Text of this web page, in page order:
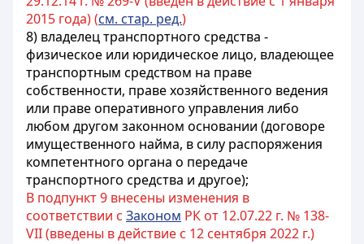
2015 года) (см. стар. ред.)
8) владелец транспортного средства -
физическое или юридическое лицо, владеющее
транспортным средством на праве
собственности, праве хозяйственного ведения
или праве оперативного управления либо
любом другом законном основании (договоре
имущественного найма, в силу распоряжения
компетентного органа о передаче
транспортного средства и другое);
В подпункт 9 внесены изменения в
соответствии с Законом РК от 12.07.22 г. № 138-
VII (введены в действие с 12 сентября 2022 г.)